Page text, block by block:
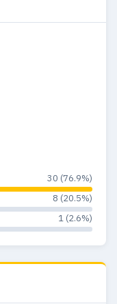
30 (76.9%)
8 (20.5%)
1 (2.6%)